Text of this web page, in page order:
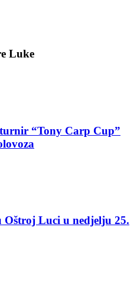
Luke
“Tony Carp Cup”
Luci u nedjelju 25.